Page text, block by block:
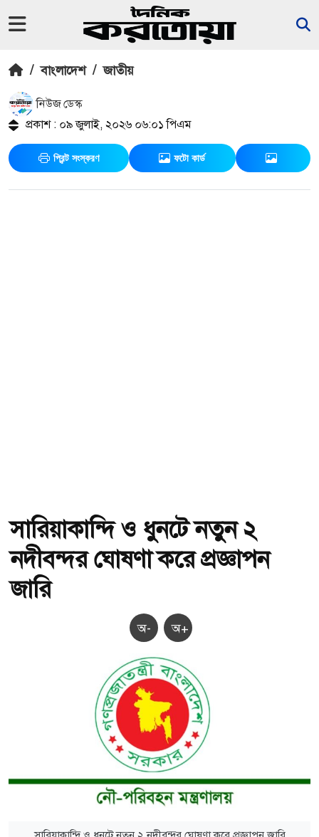
/ বাংলাদেশ / জাতীয়
নিউজ ডেস্ক
প্রকাশ : ০৯ জুলাই, ২০২৬ ০৬:০১ পিএম
প্রিন্ট সংস্করণ ফটো কার্ড
সারিয়াকান্দি ও ধুনটে নতুন ২
নদীবন্দর ঘোষণা করে প্রজ্ঞাপন
জারি
অ- অ+